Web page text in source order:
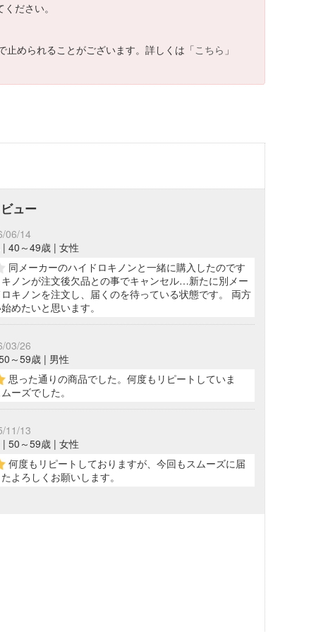
ださい。
められることがございます。詳しくは「こちら 」
ュー
06/14
| 40～49歳 | 女性
同メーカーのハイドロキノンと一緒に購入したのです
ノンが注文後欠品との事でキャンセル…新たに別メー
キノンを注文し、届くのを待っている状態です。 両方
めたいと思います。
03/26
～59歳 | 男性
思った通りの商品でした。何度もリピートしていま
ーズでした。
11/13
| 50～59歳 | 女性
何度もリピートしておりますが、今回もスムーズに届
よろしくお願いします。